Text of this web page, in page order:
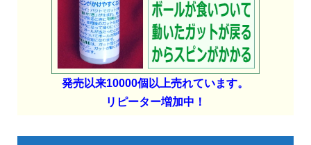
発売以来10000個以上売れています。
リピーター増加中！